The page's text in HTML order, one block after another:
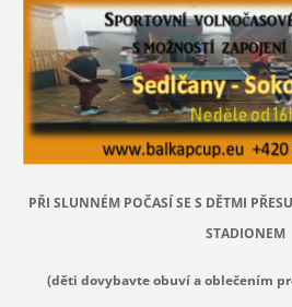
PŘI SLUNNÉM POČASÍ SE S DĚTMI
STADIONEM
(děti dovybavte obuví a oblečením